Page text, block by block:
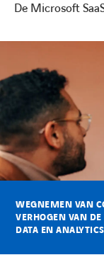
Nieuws
Referenties
Events
Contact
Werken
De Microsoft
WEGNEMEN VAN
VERHOGEN VAN
DATA EN ANALYTICS